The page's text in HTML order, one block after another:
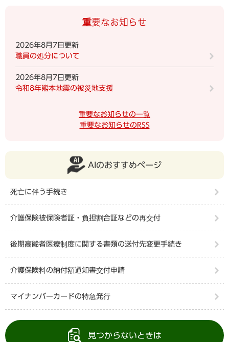
重要なお知らせ
2026年8月7日更新
職員の処分について
2026年8月7日更新
令和8年熊本地震の被災地支援
重要なお知らせの一覧
重要なお知らせのRSS
AIのおすすめページ
死亡に伴う手続き
介護保険被保険者証・負担割合証などの再交付
後期高齢者医療制度に関する書類の送付先変更手続き
介護保険料の納付額通知書交付申請
マイナンバーカードの特急発行
見つからないときは